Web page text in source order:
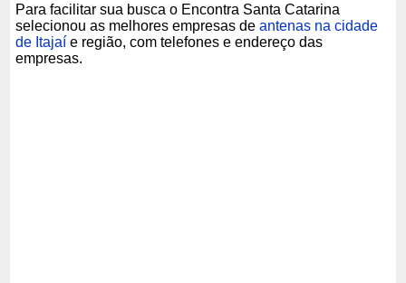
Para facilitar sua busca o Encontra Santa Catarina
selecionou as melhores empresas deantenas na cidade
de Itajaí e região, com telefones e endereço das
empresas.